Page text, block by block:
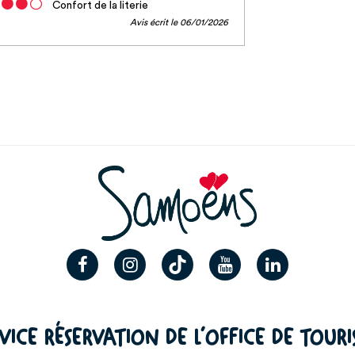
Confort de la literie
Avis écrit le 06/01/2026
RÉSERVATION DE L’OFFICE DE